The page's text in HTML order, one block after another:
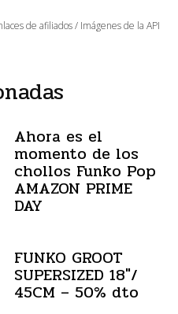
de afiliados / Imágenes de la API
Ahora es el
momento de los
chollos Funko Pop
AMAZON PRIME
DAY
FUNKO GROOT
SUPERSIZED 18″/
45CM – 50% dto